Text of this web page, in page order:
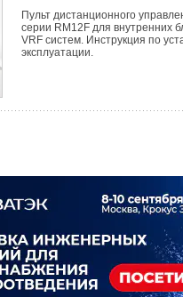
Пульт дистанционного
серии RM12F для внутренних
VRF систем. Инструкция по
эксплуатации.